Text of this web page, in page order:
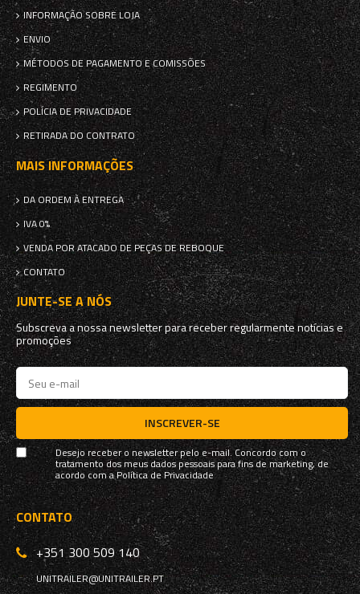
INFORMAÇÃO SOBRE LOJA
ENVIO
MÉTODOS DE PAGAMENTO E COMISSÕES
REGIMENTO
POLÍCIA DE PRIVACIDADE
RETIRADA DO CONTRATO
MAIS INFORMAÇÕES
DA ORDEM À ENTREGA
IVA 0%
VENDA POR ATACADO DE PEÇAS DE REBOQUE
CONTATO
JUNTE-SE A NÓS
Subscreva a nossa newsletter para receber regularmente notícias e
promoções
INSCREVER-SE
Desejo receber o newsletter pelo e-mail. Concordo com o
tratamento dos meus dados pessoais para fins de marketing, de
acordo com aPolítica de Privacidade
CONTATO
+351 300 509 140
UNITRAILER@UNITRAILER.PT